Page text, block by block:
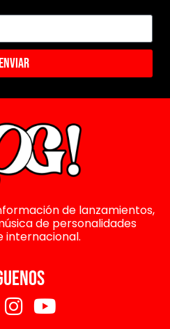
de lanzamientos,
de personalidades
internacional.